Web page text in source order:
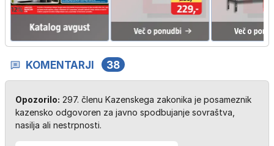
KOMENTARJI 38
Opozorilo: 297. členu Kazenskega zakonika je posameznik
kazensko odgovoren za javno spodbujanje sovraštva,
nasilja ali nestrpnosti.